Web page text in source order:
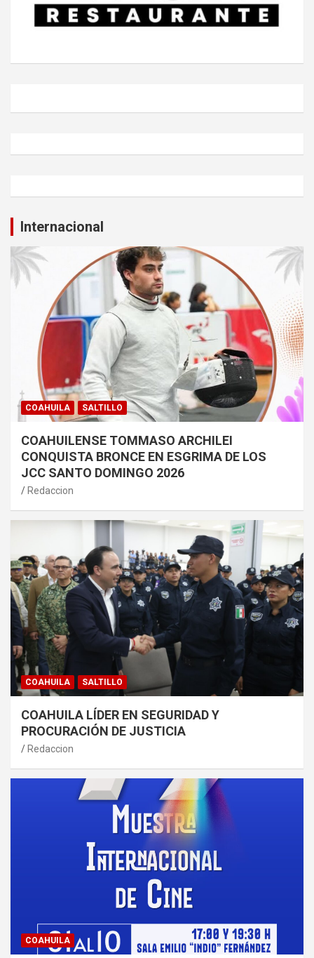
Internacional
COAHUILA SALTILLO
COAHUILENSE TOMMASO ARCHILEI
CONQUISTA BRONCE EN ESGRIMA DE LOS
JCC SANTO DOMINGO 2026
Redaccion
COAHUILA SALTILLO
COAHUILA LÍDER EN SEGURIDAD Y
PROCURACIÓN DE JUSTICIA
Redaccion
COAHUILA